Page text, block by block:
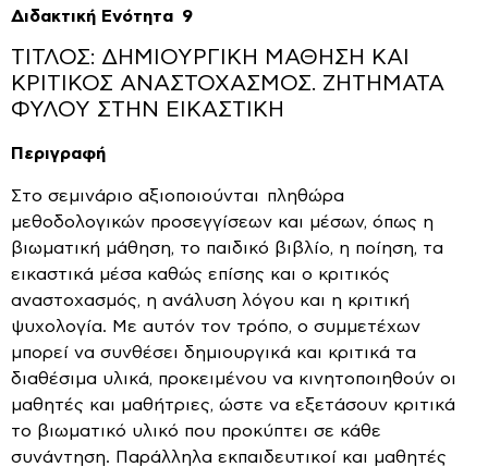
Διδακτική Ενότητα 9
ΤΙΤΛΟΣ: ΔΗΜΙΟΥΡΓΙΚΗ ΜΑΘΗΣΗ ΚΑΙ
ΚΡΙΤΙΚΟΣ ΑΝΑΣΤΟΧΑΣΜΟΣ. ΖΗΤΗΜΑΤΑ
ΦΥΛΟΥ ΣΤΗΝ ΕΙΚΑΣΤΙΚΗ
Περιγραφή
Στο σεμινάριο αξιοποιούνται πληθώρα
μεθοδολογικών προσεγγίσεων και μέσων, όπως η
βιωματική μάθηση, το παιδικό βιβλίο, η ποίηση, τα
εικαστικά μέσα καθώς επίσης και ο κριτικός
αναστοχασμός, η ανάλυση λόγου και η κριτική
ψυχολογία. Με αυτόν τον τρόπο, ο συμμετέχων
μπορεί να συνθέσει δημιουργικά και κριτικά τα
διαθέσιμα υλικά, προκειμένου να κινητοποιηθούν οι
μαθητές και μαθήτριες, ώστε να εξετάσουν κριτικά
το βιωματικό υλικό που προκύπτει σε κάθε
συνάντηση. Παράλληλα εκπαιδευτικοί και μαθητές